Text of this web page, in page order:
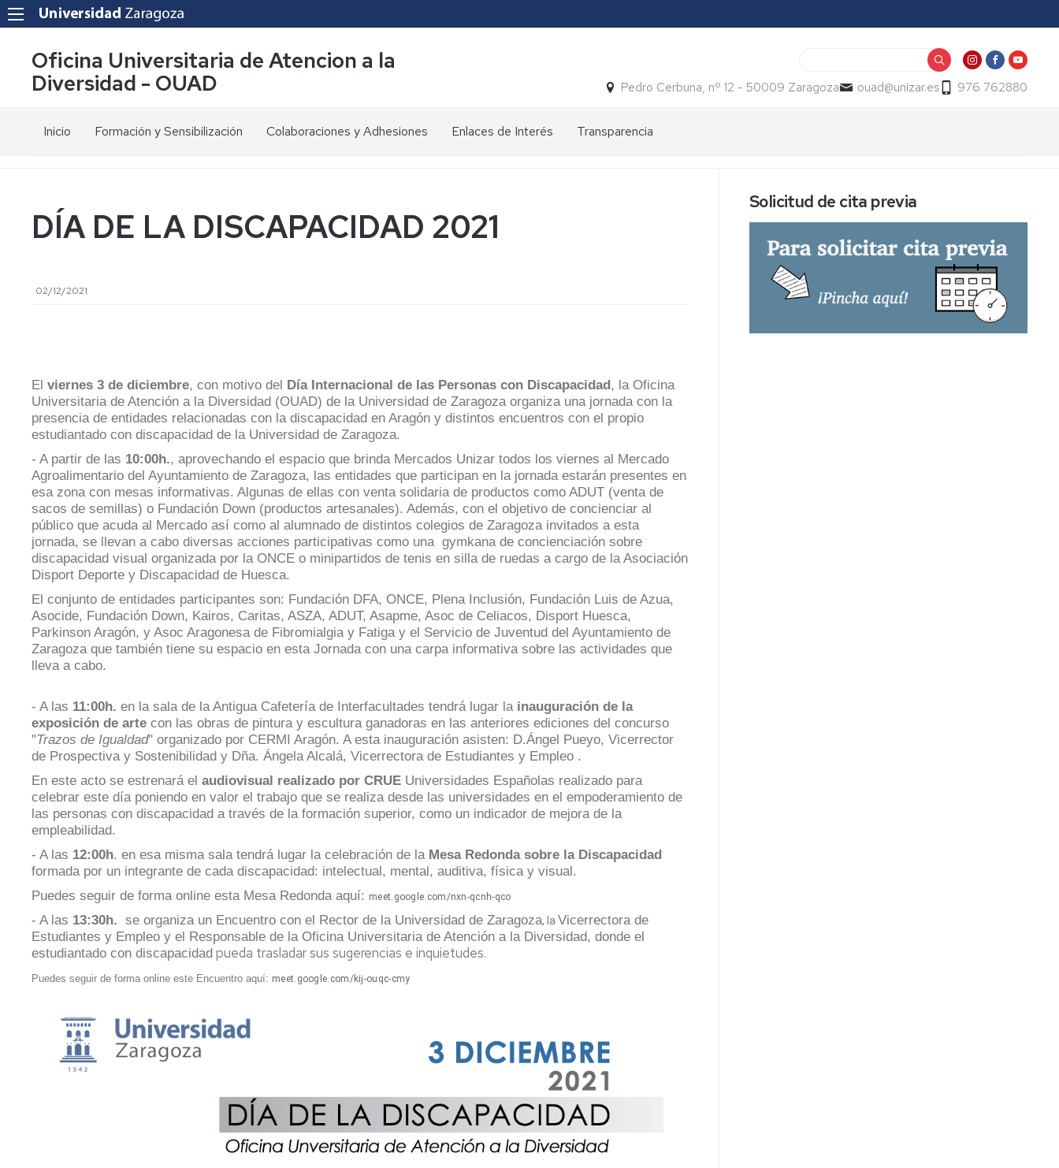
Oficina Universitaria de Atencion a la
Diversidad - OUAD
Pedro Cerbuna, nº 12 - 50009 Zaragoza ouad@unizar.es 976 762880
Inicio
Compromisos
de
y
Formación y Sensibilización
Accesibilidad
Colaboraciones y Adhesiones
Red
RUD
Enlaces de Interés Transparencia
DÍA DE LA DISCAPACIDAD 2021
02/12/2021
El viernes 3 de diciembre, con motivo del Día Internacional de las Personas con Discapacidad, la Oficina
Universitaria de Atención a la Diversidad (OUAD) de la Universidad de Zaragoza organiza una jornada con la
presencia de entidades relacionadas con la discapacidad en Aragón y distintos encuentros con el propio
estudiantado con discapacidad de la Universidad de Zaragoza.
- A partir de las 10:00h., aprovechando el espacio que brinda Mercados Unizar todos los viernes al Mercado
Agroalimentario del Ayuntamiento de Zaragoza, las entidades que participan en la jornada estarán presentes en
esa zona con mesas informativas. Algunas de ellas con venta solidaria de productos como ADUT (venta de
sacos de semillas) o Fundación Down (productos artesanales). Además, con el objetivo de concienciar al
público que acuda al Mercado así como al alumnado de distintos colegios de Zaragoza invitados a esta
jornada, se llevan a cabo diversas acciones participativas como una gymkana de concienciación sobre
discapacidad visual organizada por la ONCE o minipartidos de tenis en silla de ruedas a cargo de la Asociación
Disport Deporte y Discapacidad de Huesca.
El conjunto de entidades participantes son: Fundación DFA, ONCE, Plena Inclusión, Fundación Luis de Azua,
Asocide, Fundación Down, Kairos, Caritas, ASZA, ADUT, Asapme, Asoc de Celiacos, Disport Huesca,
Parkinson Aragón, y Asoc Aragonesa de Fibromialgia y Fatiga y el Servicio de Juventud del Ayuntamiento de
Zaragoza que también tiene su espacio en esta Jornada con una carpa informativa sobre las actividades que
lleva a cabo.
- A las 11:00h. en la sala de la Antigua Cafetería de Interfacultades tendrá lugar la inauguración de la
exposición de arte con las obras de pintura y escultura ganadoras en las anteriores ediciones del concurso
"Trazos de Igualdad" organizado por CERMI Aragón. A esta inauguración asisten: D.Ángel Pueyo, Vicerrector
de Prospectiva y Sostenibilidad y Dña. Ángela Alcalá, Vicerrectora de Estudiantes y Empleo .
En este acto se estrenará el audiovisual realizado por CRUE Universidades Españolas realizado para
celebrar este día poniendo en valor el trabajo que se realiza desde las universidades en el empoderamiento de
las personas con discapacidad a través de la formación superior, como un indicador de mejora de la
empleabilidad.
- A las 12:00h. en esa misma sala tendrá lugar la celebración de la Mesa Redonda sobre la Discapacidad
formada por un integrante de cada discapacidad: intelectual, mental, auditiva, física y visual.
Puedes seguir de forma online esta Mesa Redonda aquí: meet.google.com/nxn-qcnh-qco
- A las 13:30h. se organiza un Encuentro con el Rector de la Universidad de Zaragoza, la Vicerrectora de
Estudiantes y Empleo y el Responsable de la Oficina Universitaria de Atención a la Diversidad, donde el
estudiantado con discapacidad pueda trasladar sus sugerencias e inquietudes.
Puedes seguir de forma online este Encuentro aquí: meet.google.com/kij-ouqc-cmy
Solicitud de cita previa